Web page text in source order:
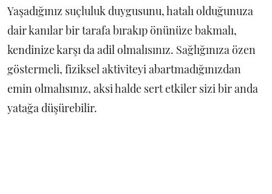
Yaşadığınız suçluluk duygusunu, hatalı olduğunuza
dair kanılar bir tarafa bırakıp önünüze bakmalı,
kendinize karşı da adil olmalısınız. Sağlığınıza özen
göstermeli, fiziksel aktiviteyi abartmadığınızdan
emin olmalısınız, aksi halde sert etkiler sizi bir anda
yatağa düşürebilir.